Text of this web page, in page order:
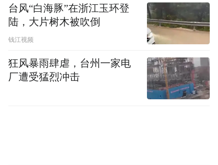
台风“白海豚”在浙江玉环登
陆，大片树木被吹倒
钱江视频
狂风暴雨肆虐，台州一家电
厂遭受猛烈冲击